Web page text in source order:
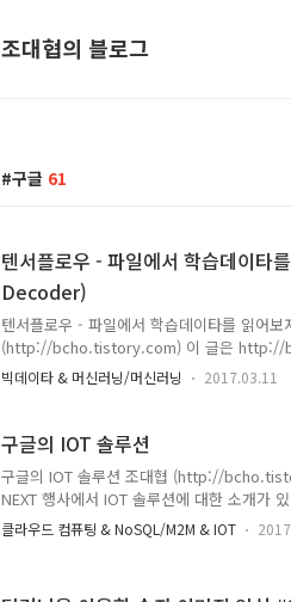
조대협의 블로그
구글 61
텐서플로우 - 파일에서 학습데이타
Decoder)
텐서플로우 - 파일에서 학습데이타를 읽어
(http://bcho.tistory.com) 이 글은 http://
글이다. 앞의 글을 먼저 읽고 읽기를 권장한
목록을 읽어서 큐에 넣고, 파일명을 하나씩
닝 세션에 학습용 데이타로 불러들이는 방법
타 읽기 (Reader)finename_queue에 파일
나씩 읽어서 처리하는 방법을 알아본다.파일
Reader라고 한다. 이 Reader들은 ..
빅데이타 & 머신러닝/머신러닝 2017.03.11
구글의 IOT 솔루션
구글의 IOT 솔루션 조대협 (http://
NEXT 행사에서 IOT 솔루션에 대한 소개가
놓는다. 구글의 특징은 안드로이드 플랫폼,
시스템 등 End to End 에 걸쳐서 상당히 다
클라우드 컴퓨팅 & NoSQL/M2M & IOT